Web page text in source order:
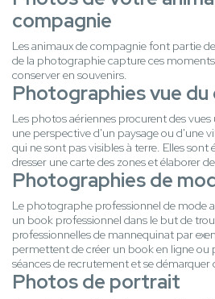
compagnie
Les animaux de compagnie font partie
de la photographie capture ces
conserver en souvenirs.
Photographies vue du
Les photos aériennes procurent des
une perspective d'un paysage ou d'une
qui ne sont pas visibles à terre. Elles
dresser une carte des zones et élaborer
Photographies de
Le photographe professionnel de mode
un book professionnel dans le but de
professionnelles de mannequinat par
permettent de créer un book en ligne ou
séances de recrutement et se démarquer
Photos de portrait